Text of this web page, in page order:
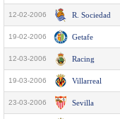
12-02-2006 R. Sociedad
19-02-2006 Getafe
12-03-2006 Racing
19-03-2006 Villarreal
23-03-2006 Sevilla